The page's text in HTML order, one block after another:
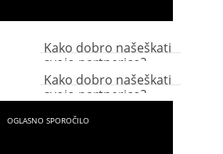
Kako dobro našeškati
svojo partnerico?
Kako dobro našeškati
svojo partnerico?